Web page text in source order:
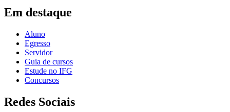
Em destaque
Aluno
Egresso
Servidor
Guia de cursos
Estude no IFG
Concursos
Redes Sociais